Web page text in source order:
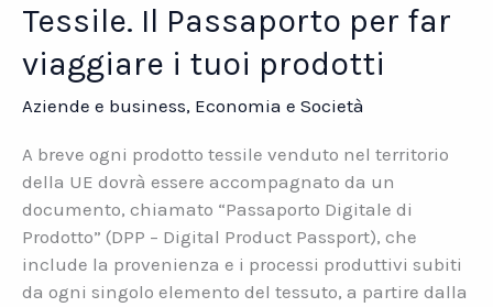
Tessile. Il Passaporto per far
viaggiare i tuoi prodotti
Aziende e business, Economia e Società
A breve ogni prodotto tessile venduto nel territorio
della UE dovrà essere accompagnato da un
documento, chiamato “Passaporto Digitale di
Prodotto” (DPP – Digital Product Passport), che
include la provenienza e i processi produttivi subiti
da ogni singolo elemento del tessuto, a partire dalla